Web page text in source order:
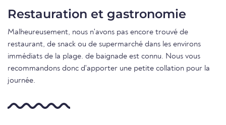
Restauration et gastronomie
Malheureusement, nous n'avons pas encore trouvé de
restaurant, de snack ou de supermarché dans les environs
immédiats de la plage. de baignade est connu. Nous vous
recommandons donc d'apporter une petite collation pour la
journée.